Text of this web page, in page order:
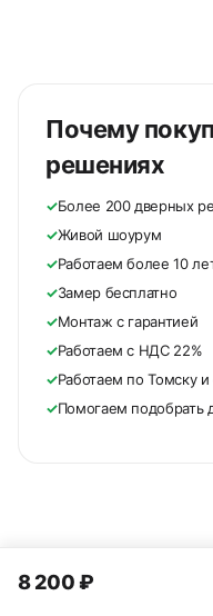
Почему
решениях
✓Более 200 дверных
✓Живой шоурум
✓Работаем более 10
✓Замер бесплатно
✓Монтаж с гарантией
✓Работаем с НДС 22%
✓Работаем по Томску и
✓Помогаем подобрать
8 200 ₽